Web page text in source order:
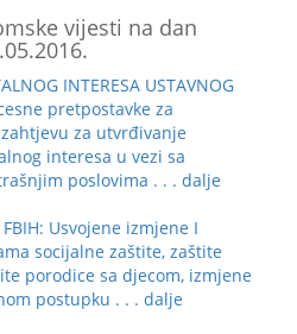
vijesti na dan
INTERESA USTAVNOG
pretpostavke za
za utvrđivanje
interesa u vezi sa
poslovima . . . dalje
FBIH: Usvojene izmjene I
socijalne zaštite, zaštite
porodice sa djecom, izmjene
postupku . . . dalje